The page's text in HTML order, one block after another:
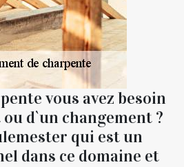
vous avez besoin
d`un changement ?
qui est un
dans ce domaine et